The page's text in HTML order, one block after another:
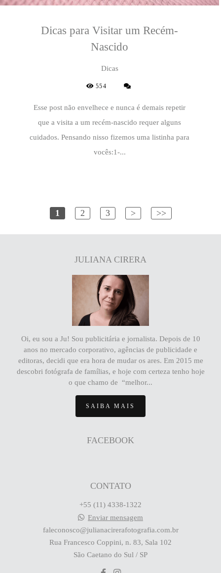
Dicas para Visitar um Recém-
Nascido
Dicas
554
Esse post não envelhece e nunca é demais repetir
que a visita a um recém-nascido requer alguns
cuidados. Pensando nisso fizemos uma listinha para
vocês:1-...
1 2 3 > >>
JULIANA CIRERA
Oi, eu sou a Ju! Sou publicitária e jornalista. Depois de 10
anos no mercado corporativo, agências de publicidade e
editoras, decidi que era hora de mudar os ares. Em 2015 me
descobri fotógrafa de famílias, e hoje com certeza tenho hoje
o que chamo de “melhor...
SAIBA MAIS
FACEBOOK
CONTATO
+55 (11) 4338-1322
Enviar mensagem
faleconosco@julianacirerafotografia.com.br
Rua Francesco Coppini, n. 83, Sala 102
São Caetano do Sul / SP